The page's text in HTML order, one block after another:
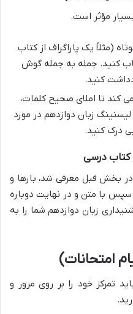
مؤثر است.
(مثلاً یک پاراگراف از کتاب
کنید. جمله به جمله گوش
کنید.
کند تا املای صحیح کلمات،
زبان دوازدهم در مورد
درک کنید.
کتاب درسی
بخش قبل معرفی شد، بارها و
با متن و در نهایت دوباره
زبان دوازدهمشما را به
امتحانات)
تمرکز خود را بر روی مرور و